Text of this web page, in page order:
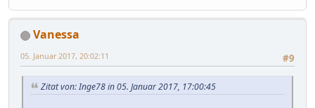
Vanessa
#9
05. Januar 2017, 20:02:11
Zitat von: Inge78 in 05. Januar 2017, 17:00:45